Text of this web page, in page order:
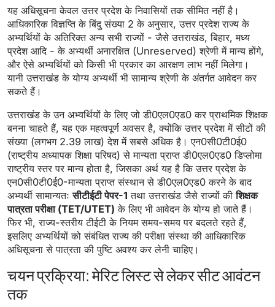
यह अधिसूचना केवल उत्तर प्रदेश के निवासियों तक सीमित नहीं है।
आधिकारिक विज्ञप्ति के बिंदु संख्या 2 के अनुसार, उत्तर प्रदेश राज्य के
अभ्यर्थियों के अतिरिक्त अन्य सभी राज्यों - जैसे उत्तराखंड, बिहार, मध्य
प्रदेश आदि - के अभ्यर्थी अनारक्षित (Unreserved) श्रेणी में मान्य होंगे,
और ऐसे अभ्यर्थियों को किसी भी प्रकार का आरक्षण लाभ नहीं मिलेगा।
यानी उत्तराखंड के योग्य अभ्यर्थी भी सामान्य श्रेणी के अंतर्गत आवेदन कर
सकते हैं।
उत्तराखंड के उन अभ्यर्थियों के लिए जो डी0एल0एड0 कर प्राथमिक शिक्षक
बनना चाहते हैं, यह एक महत्वपूर्ण अवसर है, क्योंकि उत्तर प्रदेश में सीटों की
संख्या (लगभग 2.39 लाख) देश में सबसे अधिक है। एन0सी0टी0ई0
(राष्ट्रीय अध्यापक शिक्षा परिषद) से मान्यता प्राप्त डी0एल0एड0 डिप्लोमा
राष्ट्रीय स्तर पर मान्य होता है, जिसका अर्थ यह है कि उत्तर प्रदेश के
एन0सी0टी0ई0-मान्यता प्राप्त संस्थान से डी0एल0एड0 करने के बाद
अभ्यर्थी सामान्यतःसीटीईटी पेपर-1 तथा उत्तराखंड जैसे राज्यों कीशिक्षक
पात्रता परीक्षा (TET/UTET) के लिए भी आवेदन के योग्य हो जाते हैं।
फिर भी, राज्य-स्तरीय टीईटी के नियम समय-समय पर बदलते रहते हैं,
इसलिए अभ्यर्थियों को संबंधित राज्य की परीक्षा संस्था की आधिकारिक
अधिसूचना से पात्रता की पुष्टि अवश्य कर लेनी चाहिए।
चयन प्रक्रिया: मेरिट लिस्ट से लेकर सीट आवंटन
तक